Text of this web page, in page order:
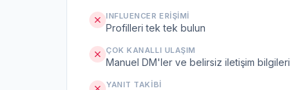
INFLUENCER ERIŞIMI
Profilleri tek tek bulun
ÇOK KANALLI ULAŞIM
Manuel DM'ler ve belirsiz iletişim bilgileri
YANIT TAKIBI